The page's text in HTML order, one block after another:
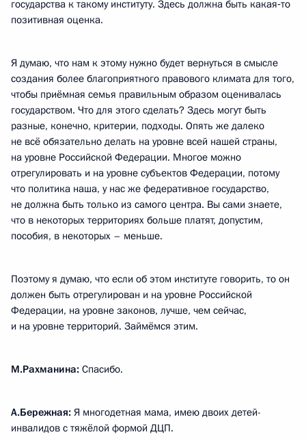
государства к такому институту. Здесь должна быть какая‑то
позитивная оценка.
Я думаю, что нам к этому нужно будет вернуться в смысле
создания более благоприятного правового климата для того,
чтобы приёмная семья правильным образом оценивалась
государством. Что для этого сделать? Здесь могут быть
разные, конечно, критерии, подходы. Опять же далеко
не всё обязательно делать на уровне всей нашей страны,
на уровне Российской Федерации. Многое можно
отрегулировать и на уровне субъектов Федерации, потому
что политика наша, у нас же федеративное государство,
не должна быть только из самого центра. Вы сами знаете,
что в некоторых территориях больше платят, допустим,
пособия, в некоторых – меньше.
Поэтому я думаю, что если об этом институте говорить, то он
должен быть отрегулирован и на уровне Российской
Федерации, на уровне законов, лучше, чем сейчас,
и на уровне территорий. Займёмся этим.
М.Рахманина: Спасибо.
А.Бережная: Я многодетная мама, имею двоих детей-
инвалидов с тяжёлой формой ДЦП.